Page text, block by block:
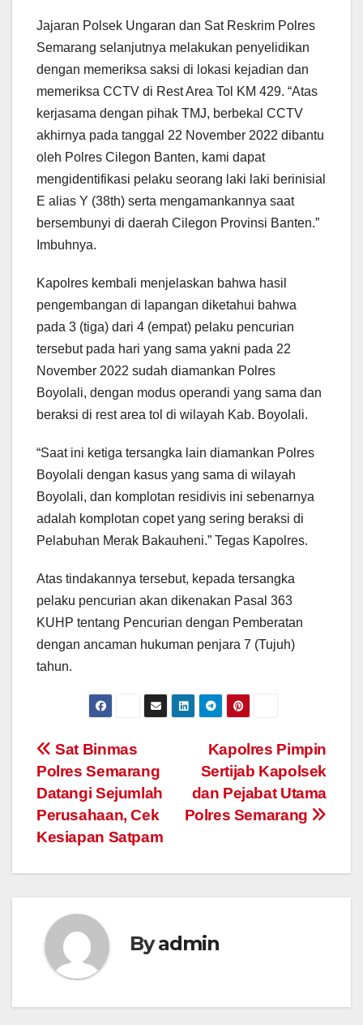
Jajaran Polsek Ungaran dan Sat Reskrim Polres
Semarang selanjutnya melakukan penyelidikan
dengan memeriksa saksi di lokasi kejadian dan
memeriksa CCTV di Rest Area Tol KM 429. “Atas
kerjasama dengan pihak TMJ, berbekal CCTV
akhirnya pada tanggal 22 November 2022 dibantu
oleh Polres Cilegon Banten, kami dapat
mengidentifikasi pelaku seorang laki laki berinisial
E alias Y (38th) serta mengamankannya saat
bersembunyi di daerah Cilegon Provinsi Banten.”
Imbuhnya.
Kapolres kembali menjelaskan bahwa hasil
pengembangan di lapangan diketahui bahwa
pada 3 (tiga) dari 4 (empat) pelaku pencurian
tersebut pada hari yang sama yakni pada 22
November 2022 sudah diamankan Polres
Boyolali, dengan modus operandi yang sama dan
beraksi di rest area tol di wilayah Kab. Boyolali.
“Saat ini ketiga tersangka lain diamankan Polres
Boyolali dengan kasus yang sama di wilayah
Boyolali, dan komplotan residivis ini sebenarnya
adalah komplotan copet yang sering beraksi di
Pelabuhan Merak Bakauheni.” Tegas Kapolres.
Atas tindakannya tersebut, kepada tersangka
pelaku pencurian akan dikenakan Pasal 363
KUHP tentang Pencurian dengan Pemberatan
dengan ancaman hukuman penjara 7 (Tujuh)
tahun.
Post
navigation
Kapolres Pimpin
Sertijab Kapolsek
dan Pejabat Utama
Polres Semarang
Sat Binmas
Polres Semarang
Datangi Sejumlah
Perusahaan, Cek
Kesiapan Satpam
Byadmin